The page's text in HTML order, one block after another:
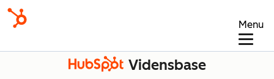
Menu
Vidensbase